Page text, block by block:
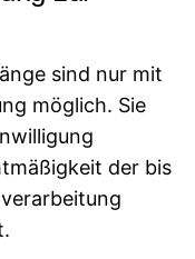
sind nur mit
möglich. Sie
der bis